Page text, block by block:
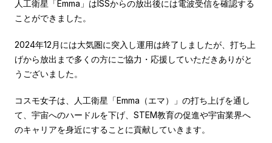
人工衛星「Emma」はISSからの放出後には電波受信を確認する
ことができました。
2024年12月には大気圏に突入し運用は終了しましたが、打ち上
げから放出まで多くの方にご協力・応援していただきありがと
うございました。
コスモ女子は、人工衛星「Emma（エマ）」の打ち上げを通し
て、宇宙へのハードルを下げ、STEM教育の促進や宇宙業界へ
のキャリアを身近にすることに貢献していきます。